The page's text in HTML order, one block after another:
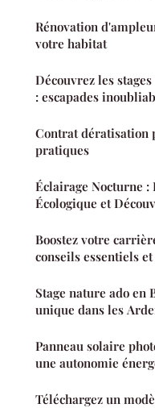
Rénovation
votre habitat
Découvrez les
: escapades
Contrat dératisation
pratiques
Éclairage Nocturne
Écologique et
Boostez votre
conseils essentiels
Stage nature ado en
unique dans les
Panneau solaire
une autonomie
Téléchargez un